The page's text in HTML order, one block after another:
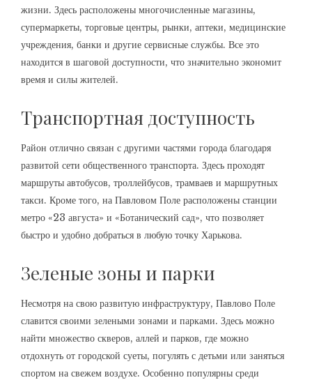
жизни. Здесь расположены многочисленные магазины,
супермаркеты, торговые центры, рынки, аптеки, медицинские
учреждения, банки и другие сервисные службы. Все это
находится в шаговой доступности, что значительно экономит
время и силы жителей.
Транспортная доступность
Район отлично связан с другими частями города благодаря
развитой сети общественного транспорта. Здесь проходят
маршруты автобусов, троллейбусов, трамваев и маршрутных
такси. Кроме того, на Павловом Поле расположены станции
метро «23 августа» и «Ботанический сад», что позволяет
быстро и удобно добраться в любую точку Харькова.
Зеленые зоны и парки
Несмотря на свою развитую инфраструктуру, Павлово Поле
славится своими зелеными зонами и парками. Здесь можно
найти множество скверов, аллей и парков, где можно
отдохнуть от городской суеты, погулять с детьми или заняться
спортом на свежем воздухе. Особенно популярны среди